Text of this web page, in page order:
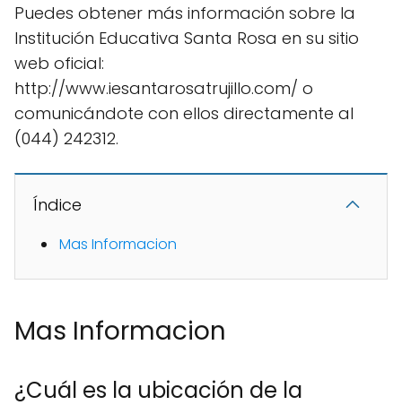
Puedes obtener más información sobre la
Institución Educativa Santa Rosa en su sitio
web oficial:
http://www.iesantarosatrujillo.com/ o
comunicándote con ellos directamente al
(044) 242312.
Índice
Mas Informacion
Mas Informacion
¿Cuál es la ubicación de la